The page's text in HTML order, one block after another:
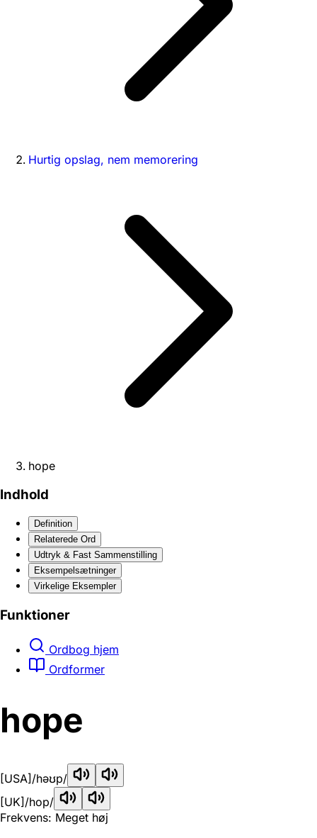
Hurtig opslag, nem memorering
hope
Indhold
Definition
Relaterede Ord
Udtryk & Fast Sammenstilling
Eksempelsætninger
Virkelige Eksempler
Funktioner
Ordbog hjem
Ordformer
hope
[USA] /həʊp/
[UK] /hop/
Frekvens: Meget høj